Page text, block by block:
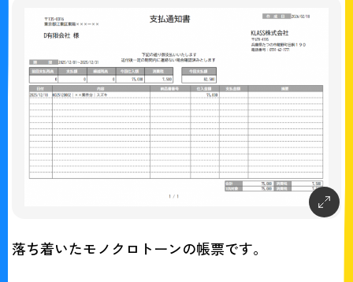
落ち着いたモノクロトーンの帳票です。